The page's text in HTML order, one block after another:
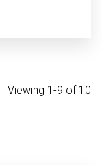
Viewing 1-9 of 10